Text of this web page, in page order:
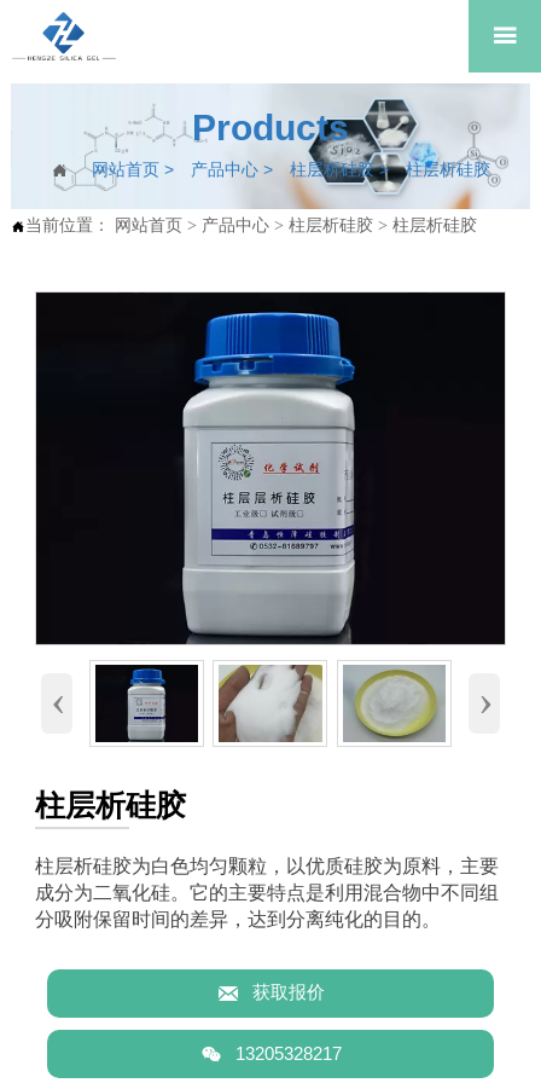

Products
 网站首页 > 产品中心 > 柱层析硅胶> 柱层析硅胶
当前位置： 网站首页 > 产品中心> 柱层析硅胶> 柱层析硅胶
‹ ›
柱层析硅胶
柱层析硅胶为白色均匀颗粒，以优质硅胶为原料，主要
成分为二氧化硅。它的主要特点是利用混合物中不同组
分吸附保留时间的差异，达到分离纯化的目的。
 获取报价
 13205328217